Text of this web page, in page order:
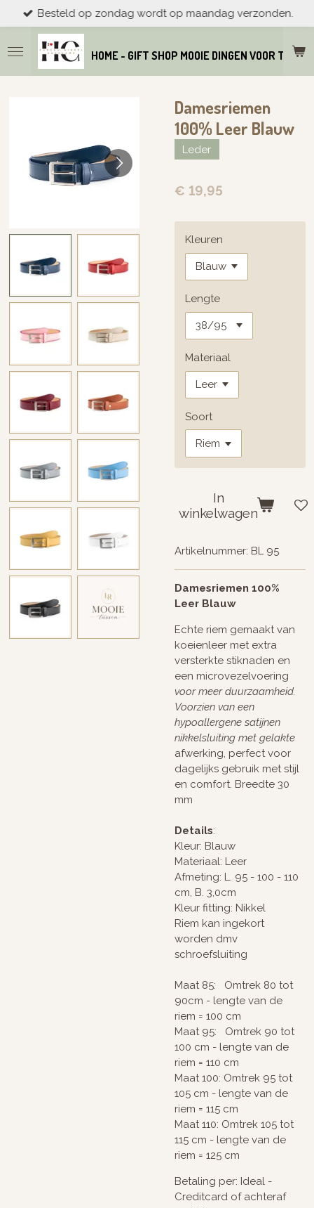
direct
naar
de
hoofdinhoud
HOME - GIFT SHOP MOOIE DINGEN VOOR THUIS
Besteld op zondag wordt op maandag verzonden.
Damesriemen
100% Leer Blauw
Leder
€ 19,95
Kleuren
Lengte
Materiaal
Soort
In
winkelwagen
Artikelnummer: BL 95
Damesriemen 100%
Leer Blauw
Echte riem gemaakt van
koeienleer met extra
versterkte stiknaden en
een microvezelvoering
voor meer duurzaamheid.
Voorzien van een
hypoallergene satijnen
nikkelsluiting met gelakte
afwerking, perfect voor
dagelijks gebruik met stijl
en comfort. Breedte 30
mm
Details:
Kleur: Blauw
Materiaal: Leer
Afmeting: L. 95 - 100 - 110
cm, B. 3,0cm
Kleur fitting: Nikkel
Riem kan ingekort
worden dmv
schroefsluiting
Maat 85: Omtrek 80 tot
90cm - lengte van de
riem = 100 cm
Maat 95: Omtrek 90 tot
100 cm - lengte van de
riem = 110 cm
Maat 100: Omtrek 95 tot
105 cm - lengte van de
riem = 115 cm
Maat 110: Omtrek 105 tot
115 cm - lengte van de
riem = 125 cm
Betaling per: Ideal -
Creditcard of achteraf